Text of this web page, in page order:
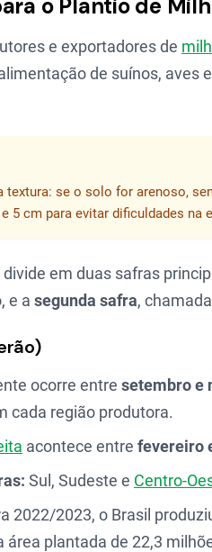
o Plantio de
e exportadores de
de suínos, aves
se o solo for arenoso,
5 cm para evitar dificuldades na
divide em duas safras
e a segunda safra,
ocorre entre setembro e
cada região produtora.
acontece entre fevereiro
Sul, Sudeste e Centro-
2022/2023, o Brasil
área plantada de 22,3